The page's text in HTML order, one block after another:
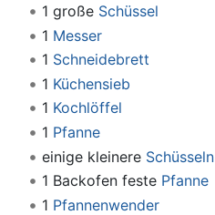
1 große Schüssel
1 Messer
1 Schneidebrett
1 Küchensieb
1 Kochlöffel
1 Pfanne
einige kleinere Schüsseln
1 Backofen feste Pfanne
1 Pfannenwender